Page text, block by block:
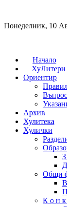
Понеделник, 10
Начало
ХуЛитери
Ориентир
Архив
Хулитека
Хулички
Общи
К о н к